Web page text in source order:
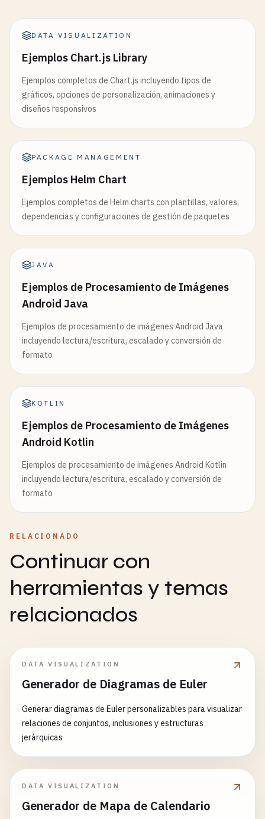
DATA VISUALIZATION
Ejemplos Chart.js Library
Ejemplos completos de Chart.js incluyendo tipos de
gráficos, opciones de personalización, animaciones y
diseños responsivos
PACKAGE MANAGEMENT
Ejemplos Helm Chart
Ejemplos completos de Helm charts con plantillas, valores,
dependencias y configuraciones de gestión de paquetes
JAVA
Ejemplos de Procesamiento de Imágenes
Android Java
Ejemplos de procesamiento de imágenes Android Java
incluyendo lectura/escritura, escalado y conversión de
formato
KOTLIN
Ejemplos de Procesamiento de Imágenes
Android Kotlin
Ejemplos de procesamiento de imágenes Android Kotlin
incluyendo lectura/escritura, escalado y conversión de
formato
RELACIONADO
Continuar con
herramientas y temas
relacionados
DATA VISUALIZATION
Generador de Diagramas de Euler
Generar diagramas de Euler personalizables para visualizar
relaciones de conjuntos, inclusiones y estructuras
jerárquicas
DATA VISUALIZATION
Generador de Mapa de Calendario